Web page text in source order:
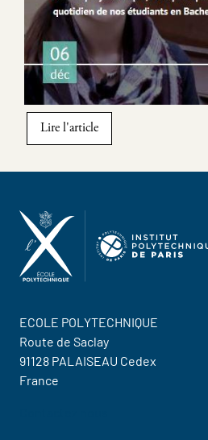
Lire l'article
ECOLE POLYTECHNIQUE
Route de Saclay
91128 PALAISEAU Cedex
France